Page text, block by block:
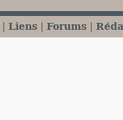
Liens Forums